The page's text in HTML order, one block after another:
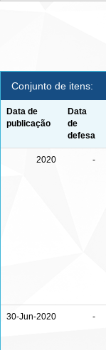
Conjunto de itens:
Data de
publicação
Data
de
defesa
2020 -
30-Jun-2020 -